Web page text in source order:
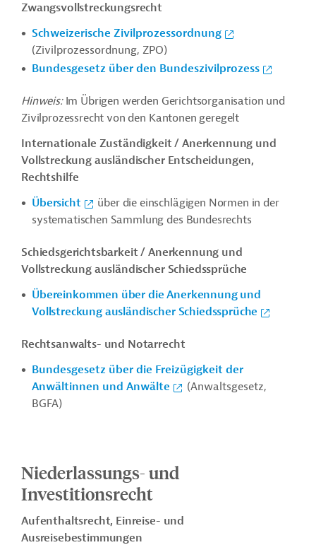
Zwangsvollstreckungsrecht
Schweizerische Zivilprozessordnung
(Zivilprozessordnung, ZPO)
Bundesgesetz über den Bundeszivilprozess
Hinweis: Im Übrigen werden Gerichtsorganisation und
Zivilprozessrecht von den Kantonen geregelt
Internationale Zuständigkeit / Anerkennung und
Vollstreckung ausländischer Entscheidungen,
Rechtshilfe
Übersicht
über die einschlägigen Normen in der
systematischen Sammlung des Bundesrechts
Schiedsgerichtsbarkeit / Anerkennung und
Vollstreckung ausländischer Schiedssprüche
Übereinkommen über die Anerkennung und
Vollstreckung ausländischer Schiedssprüche
Rechtsanwalts- und Notarrecht
Bundesgesetz über die Freizügigkeit der
Anwältinnen und Anwälte
(Anwaltsgesetz,
BGFA)
Niederlassungs- und
Investitionsrecht
Aufenthaltsrecht, Einreise- und
Ausreisebestimmungen